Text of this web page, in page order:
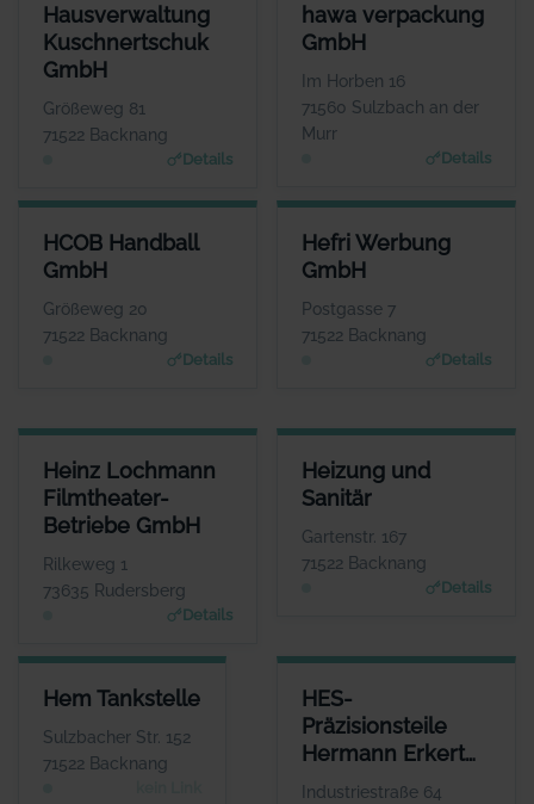
Hausverwaltung
Kuschnertschuk
GmbH
Größeweg 81
71522 Backnang
Details
HAUSVERWALTUNG KUSCHNERTSCHUK GMBH
ANSPRECHPARTNER
Frau Christine Kuschnertschuk
WEBSITE
Www.Kuschnertschuk.de
hawa verpackung
GmbH
Im Horben 16
71560 Sulzbach an der
Murr
Details
HAWA VERPACKUNG GMBH
ANSPRECHPARTNER
Herr Aaron Ceskutti
www.hawa-verpackung.d
HCOB Handball
GmbH
Größeweg 20
71522 Backnang
Details
HCOB HANDBALL GMBH
ANSPRECHPARTNER
Herr Markus Mandlik
www.hcob.de
Hefri Werbung
GmbH
Postgasse 7
71522 Backnang
Details
HEFRI WERBUNG GMBH
ANSPRECHPARTNER
Herr Werner Stroh
www.bkz.de
Heinz Lochmann
Filmtheater-
Betriebe GmbH
Rilkeweg 1
73635 Rudersberg
Details
HEINZ LOCHMANN FILMTHEATER-BETRIEBE GMBH
ANSPRECHPARTNER
Herr Heinz Lochmann
WEBSITE
www.filmtheaterbetriebe.de
Heizung und
Sanitär
Gartenstr. 167
71522 Backnang
Details
HEIZUNG UND SANITÄR
ANSPRECHPARTNER
Herr Karl Mayer
www.heizungs-mayer.d
Hem Tankstelle
Sulzbacher Str. 152
71522 Backnang
HEM TANKSTELLE
Herr Berrak Özcan
Keine Website hinterlegt
HES-
Präzisionsteile
Hermann Erkert
GmbH
Industriestraße 64
HES-PRÄZISIONSTEILE